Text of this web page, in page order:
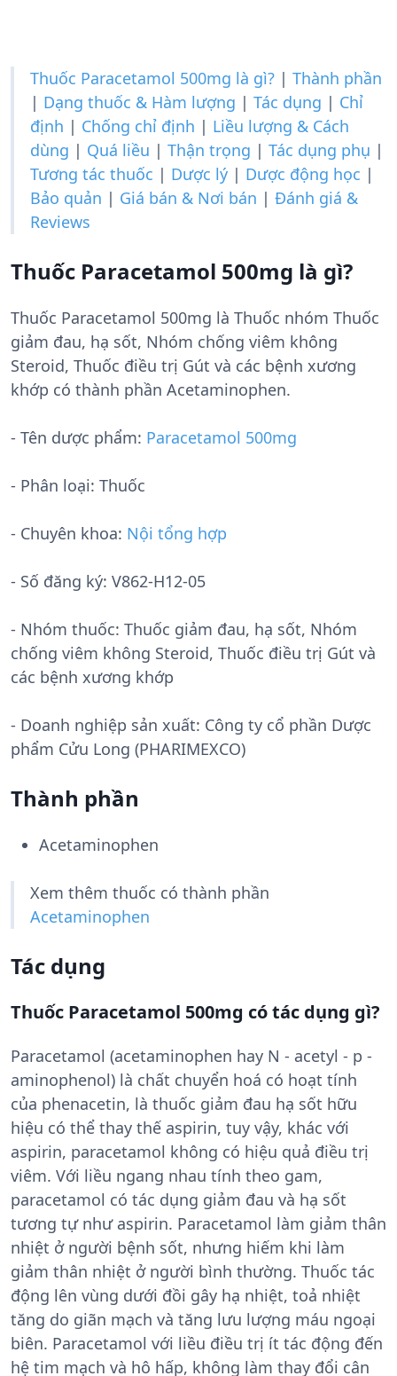
Thuốc Paracetamol 500mg là gì? | Thành phần
| Dạng thuốc & Hàm lượng | Tác dụng | Chỉ
định | Chống chỉ định | Liều lượng & Cách
dùng | Quá liều | Thận trọng | Tác dụng phụ |
Tương tác thuốc | Dược lý | Dược động học |
Bảo quản | Giá bán & Nơi bán | Đánh giá &
Reviews
Thuốc Paracetamol 500mg là gì?
Thuốc Paracetamol 500mg là Thuốc nhóm Thuốc
giảm đau, hạ sốt, Nhóm chống viêm không
Steroid, Thuốc điều trị Gút và các bệnh xương
khớp có thành phần Acetaminophen.
- Tên dược phẩm: Paracetamol 500mg
- Phân loại: Thuốc
- Chuyên khoa: Nội tổng hợp
- Số đăng ký: V862-H12-05
- Nhóm thuốc: Thuốc giảm đau, hạ sốt, Nhóm
chống viêm không Steroid, Thuốc điều trị Gút và
các bệnh xương khớp
- Doanh nghiệp sản xuất: Công ty cổ phần Dược
phẩm Cửu Long (PHARIMEXCO)
Thành phần
Acetaminophen
Xem thêm thuốc có thành phần
Acetaminophen
Tác dụng
Thuốc Paracetamol 500mg có tác dụng gì?
Paracetamol (acetaminophen hay N - acetyl - p -
aminophenol) là chất chuyển hoá có hoạt tính
của phenacetin, là thuốc giảm đau hạ sốt hữu
hiệu có thể thay thế aspirin, tuy vậy, khác với
aspirin, paracetamol không có hiệu quả điều trị
viêm. Với liều ngang nhau tính theo gam,
paracetamol có tác dụng giảm đau và hạ sốt
tương tự như aspirin. Paracetamol làm giảm thân
nhiệt ở người bệnh sốt, nhưng hiếm khi làm
giảm thân nhiệt ở người bình thường. Thuốc tác
động lên vùng dưới đồi gây hạ nhiệt, toả nhiệt
tăng do giãn mạch và tăng lưu lượng máu ngoại
biên. Paracetamol với liều điều trị ít tác động đến
hệ tim mạch và hô hấp, không làm thay đổi cân